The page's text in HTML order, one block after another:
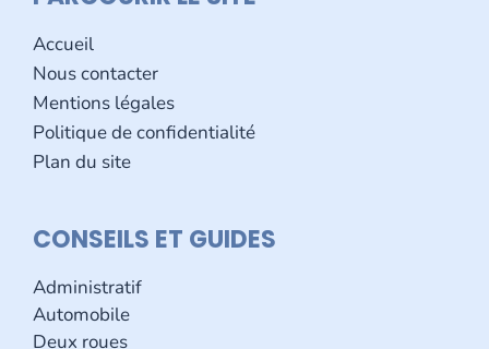
Accueil
Nous contacter
Mentions légales
Politique de confidentialité
Plan du site
CONSEILS ET GUIDES
Administratif
Automobile
Deux roues